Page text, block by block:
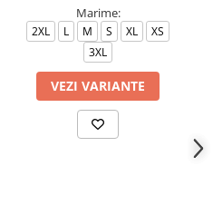
Marime:
2XL L M S XL
XS
3XL
VEZI VARIANTE